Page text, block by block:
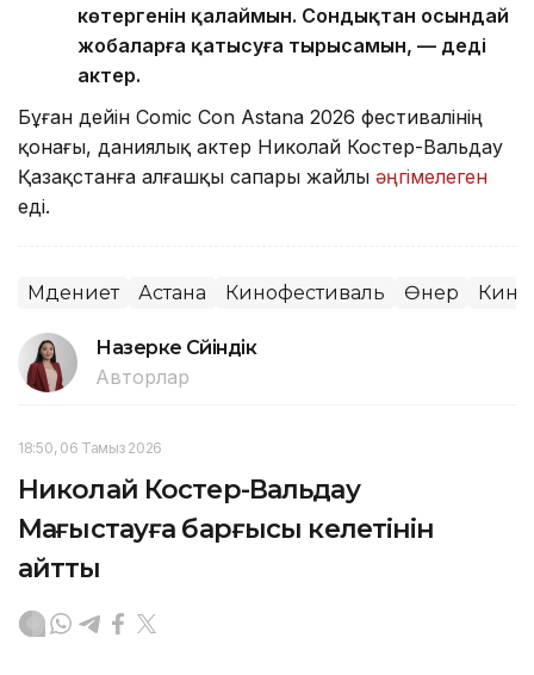
көтергенін қалаймын. Сондықтан осындай
жобаларға қатысуға тырысамын, — деді
актер.
Бұған дейін Comic Con Astana 2026 фестивалінің
қонағы, даниялық актер Николай Костер-Вальдау
Қазақстанға алғашқы сапары жайлы әңгімелеген
еді.
Мәдениет Астана Кинофестиваль Өнер Кино
Назерке Сүйіндік
Авторлар
18:50, 06 Тамыз 2026
Николай Костер-Вальдау
Маңғыстауға барғысы келетінін
айтты